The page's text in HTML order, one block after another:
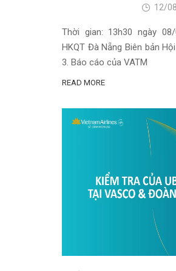
12/
Thời gian: 13h30 ngày
HKQT Đà Nẵng Biên bản
3. Báo cáo của VATM
READ MORE